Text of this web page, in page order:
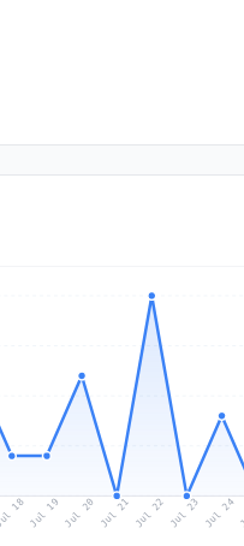
18Jul 19 Jul 20 Jul 21 Jul 22 Jul 23 Jul 24